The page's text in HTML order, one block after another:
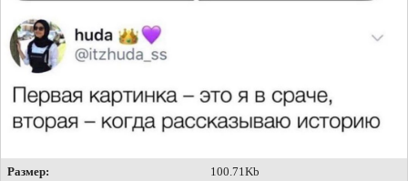
Размер:
100.71Kb